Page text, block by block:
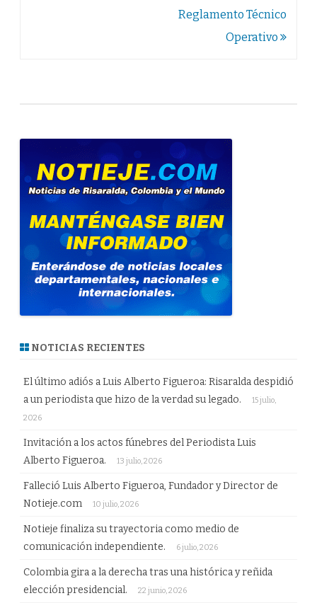
Reglamento Técnico
Operativo
NOTICIAS RECIENTES
El último adiós a Luis Alberto Figueroa: Risaralda despidió
a un periodista que hizo de la verdad su legado.
15 julio,
2026
Invitación a los actos fúnebres del Periodista Luis
Alberto Figueroa.
13 julio, 2026
Falleció Luis Alberto Figueroa, Fundador y Director de
Notieje.com
10 julio, 2026
Notieje finaliza su trayectoria como medio de
comunicación independiente.
6 julio, 2026
Colombia gira a la derecha tras una histórica y reñida
elección presidencial.
22 junio, 2026